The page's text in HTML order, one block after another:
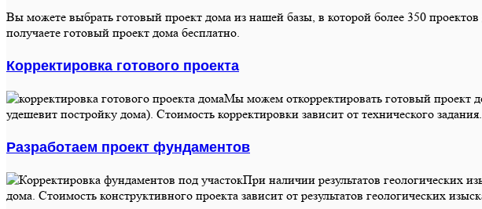
Вы можете выбрать готовый проект дома из нашей базы, в которой более 350
получаете готовый проект дома бесплатно.
Корректировка готового проекта
Мы можем откорректировать готовый проект
удешевит постройку дома). Стоимость корректировки зависит от технического задания.
Разработаем проект фундаментов
При наличии результатов геологических
дома. Стоимость конструктивного проекта зависит от результатов геологических